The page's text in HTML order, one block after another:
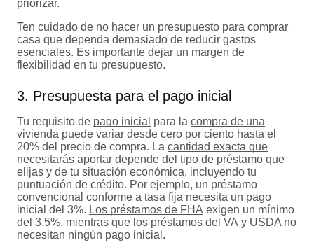
priorizar.
Ten cuidado de no hacer un presupuesto para comprar
casa que dependa demasiado de reducir gastos
esenciales. Es importante dejar un margen de
flexibilidad en tu presupuesto.
3. Presupuesta para el pago inicial
Tu requisito de pago inicial para la compra de una
vivienda puede variar desde cero por ciento hasta el
20% del precio de compra. La cantidad exacta que
necesitarás aportar depende del tipo de préstamo que
elijas y de tu situación económica, incluyendo tu
puntuación de crédito. Por ejemplo, un préstamo
convencional conforme a tasa fija necesita un pago
inicial del 3%. Los préstamos de FHA exigen un mínimo
del 3.5%, mientras que los préstamos del VA y USDA no
necesitan ningún pago inicial.